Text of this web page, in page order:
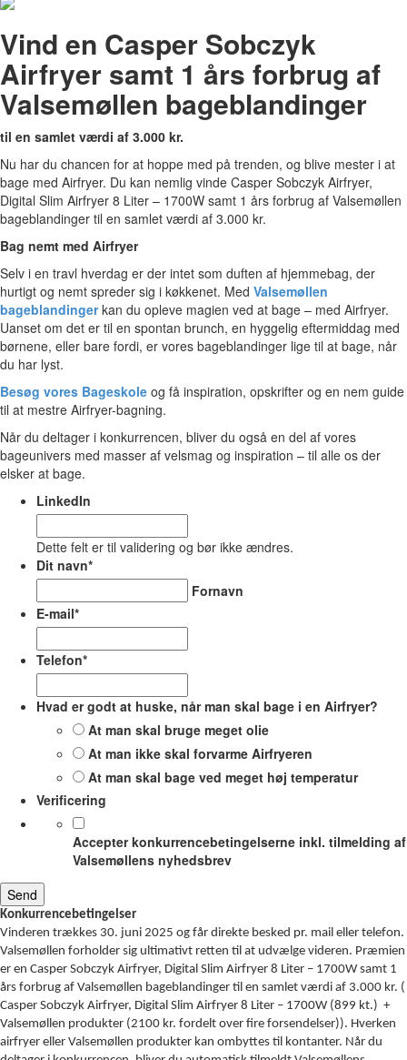
Vind en Casper Sobczyk
Airfryer samt 1 års forbrug af
Valsemøllen bageblandinger
til en samlet værdi af 3.000 kr.
Nu har du chancen for at hoppe med på trenden, og blive mester i at
bage med Airfryer. Du kan nemlig vinde Casper Sobczyk Airfryer,
Digital Slim Airfryer 8 Liter – 1700W samt 1 års forbrug af Valsemøllen
bageblandinger til en samlet værdi af 3.000 kr.
Bag nemt med Airfryer
Selv i en travl hverdag er der intet som duften af hjemmebag, der
hurtigt og nemt spreder sig i køkkenet. Med Valsemøllen
bageblandingerkan du opleve magien ved at bage – med Airfryer.
Uanset om det er til en spontan brunch, en hyggelig eftermiddag med
børnene, eller bare fordi, er vores bageblandinger lige til at bage, når
du har lyst.
Besøg vores Bageskole og få inspiration, opskrifter og en nem guide
til at mestre Airfryer-bagning.
Når du deltager i konkurrencen, bliver du også en del af vores
bageunivers med masser af velsmag og inspiration – til alle os der
elsker at bage.
LinkedIn
Dette felt er til validering og bør ikke ændres.
Dit navn*
Fornavn
E-mail*
Telefon*
Hvad er godt at huske, når man skal bage i en Airfryer?
At man skal bruge meget olie
At man ikke skal forvarme Airfryeren
At man skal bage ved meget høj temperatur
Verificering
Accepter konkurrencebetingelserne inkl. tilmelding af
Valsemøllens nyhedsbrev
Konkurrencebetingelser
Vinderen trækkes 30. juni 2025 og får direkte besked pr. mail eller telefon.
Valsemøllen forholder sig ultimativt retten til at udvælge videren. Præmien
er en Casper Sobczyk Airfryer, Digital Slim Airfryer 8 Liter – 1700W samt 1
års forbrug af Valsemøllen bageblandinger til en samlet værdi af 3.000 kr. (
Casper Sobczyk Airfryer, Digital Slim Airfryer 8 Liter – 1700W (899 kt.) +
Valsemøllen produkter (2100 kr. fordelt over fire forsendelser)). Hverken
airfryer eller Valsemøllen produkter kan ombyttes til kontanter. Når du